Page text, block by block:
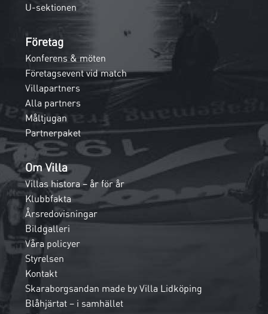
U-sektionen
Företag
Konferens & möten
Företagsevent vid match
Villapartners
Alla partners
Måltjugan
Partnerpaket
Om Villa
Villas histora – år för år
Klubbfakta
Årsredovisningar
Bildgalleri
Våra policyer
Styrelsen
Kontakt
Skaraborgsandan made by Villa Lidköping
Blåhjärtat – i samhället